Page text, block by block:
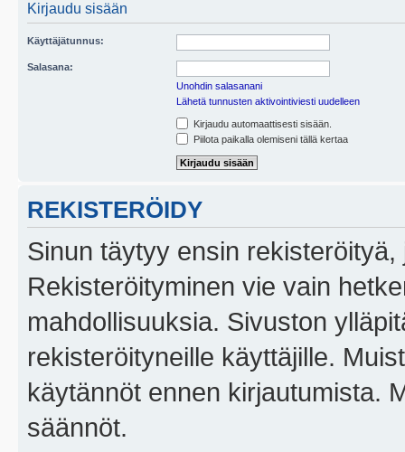
Kirjaudu sisään
Käyttäjätunnus:
Salasana:
Unohdin salasanani
Lähetä tunnusten aktivointiviesti uudelleen
Kirjaudu automaattisesti sisään.
Piilota paikalla olemiseni tällä kertaa
REKISTERÖIDY
Sinun täytyy ensin
Rekisteröityminen vie vain
mahdollisuuksia. Sivuston
rekisteröityneille käyttäjille.
käytännöt ennen kirjautumista.
säännöt.